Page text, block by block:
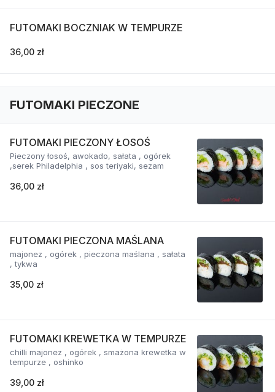
FUTOMAKI BOCZNIAK W TEMPURZE
36,00 zł
FUTOMAKI PIECZONE
FUTOMAKI PIECZONY ŁOSOŚ
Pieczony łosoś, awokado, sałata , ogórek
,serek Philadelphia , sos teriyaki, sezam
36,00 zł
FUTOMAKI PIECZONA MAŚLANA
majonez , ogórek , pieczona maślana , sałata
, tykwa
35,00 zł
FUTOMAKI KREWETKA W TEMPURZE
chilli majonez , ogórek , smażona krewetka w
tempurze , oshinko
39,00 zł